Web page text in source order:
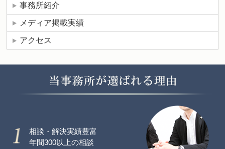
事務所紹介
メディア掲載実績
アクセス
相談・解決実績豊富
年間300以上の相談